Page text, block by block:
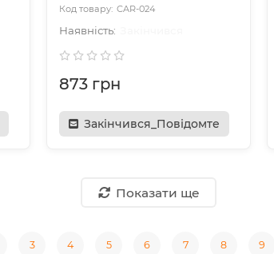
CAR-024
873 грн
Закінчився_Повідомте
Показати ще
3 4 5 6 7 8 9